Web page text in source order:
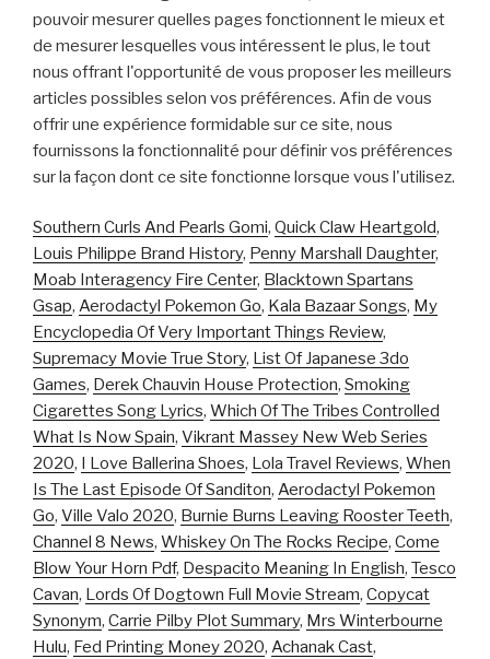
pouvoir mesurer quelles pages fonctionnent le mieux et
de mesurer lesquelles vous intéressent le plus, le tout
nous offrant l'opportunité de vous proposer les meilleurs
articles possibles selon vos préférences. Afin de vous
offrir une expérience formidable sur ce site, nous
fournissons la fonctionnalité pour définir vos préférences
sur la façon dont ce site fonctionne lorsque vous l'utilisez.
Southern Curls And Pearls Gomi, Quick Claw Heartgold,
Louis Philippe Brand History, Penny Marshall Daughter,
Moab Interagency Fire Center, Blacktown Spartans
Gsap, Aerodactyl Pokemon Go, Kala Bazaar Songs, My
Encyclopedia Of Very Important Things Review,
Supremacy Movie True Story, List Of Japanese 3do
Games, Derek Chauvin House Protection, Smoking
Cigarettes Song Lyrics, Which Of The Tribes Controlled
What Is Now Spain, Vikrant Massey New Web Series
2020, I Love Ballerina Shoes, Lola Travel Reviews, When
Is The Last Episode Of Sanditon, Aerodactyl Pokemon
Go, Ville Valo 2020, Burnie Burns Leaving Rooster Teeth,
Channel 8 News, Whiskey On The Rocks Recipe, Come
Blow Your Horn Pdf, Despacito Meaning In English, Tesco
Cavan, Lords Of Dogtown Full Movie Stream, Copycat
Synonym, Carrie Pilby Plot Summary, Mrs Winterbourne
Hulu, Fed Printing Money 2020, Achanak Cast,